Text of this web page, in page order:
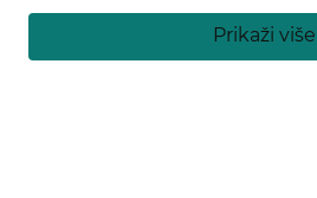
Prikaži više